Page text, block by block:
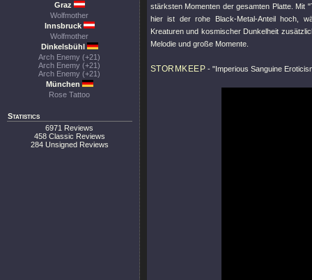
Graz
Wolfmother
Innsbruck
Wolfmother
Dinkelsbühl
Arch Enemy (+21)
Arch Enemy (+21)
Arch Enemy (+21)
München
Rose Tattoo
Statistics
6971 Reviews
458 Classic Reviews
284 Unsigned Reviews
stärksten Momenten der gesamten Platte. Mit
hier ist der rohe Black-Metal-Anteil hoch,
Kreaturen und kosmischer Dunkelheit
Melodie und große Momente.
STORMKEEP -"Imperious Sanguine